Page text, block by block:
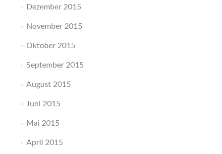
Dezember 2015
November 2015
Oktober 2015
September 2015
August 2015
Juni 2015
Mai 2015
April 2015